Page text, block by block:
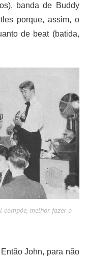
banda de Buddy
porque, assim, o
de beat (batida,
compõe, melhor fazer o
John, para não